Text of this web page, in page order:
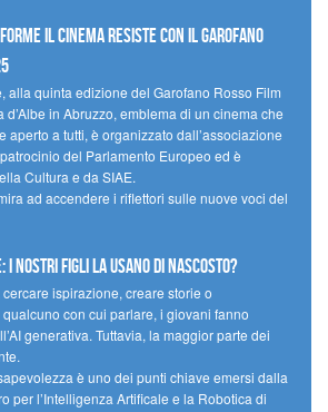
il cinema resiste con il Garofano
alla quinta edizione del Garofano Rosso Film
d’Albe in Abruzzo, emblema di un cinema che
aperto a tutti, è organizzato dall’associazione
del Parlamento Europeo ed è
Cultura e da SIAE.
ad accendere i riflettori sulle nuove voci del
nostri figli la usano di nascosto?
ispirazione, creare storie o
con cui parlare, i giovani fanno
generativa. Tuttavia, la maggior parte dei
è uno dei punti chiave emersi dalla
per l’Intelligenza Artificale e la Robotica di